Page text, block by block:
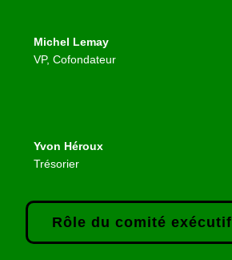
Michel Lemay
VP, Cofondateur
Yvon Héroux
Trésorier
Rôle du comité exécutif